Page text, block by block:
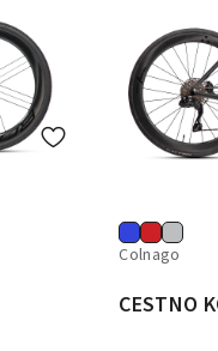
Colnago
CESTNO